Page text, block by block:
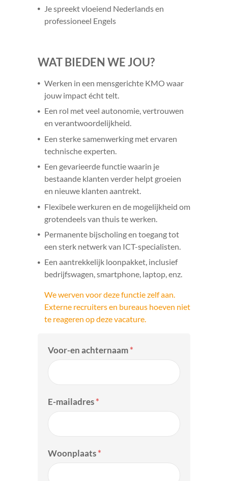
Je spreekt vloeiend Nederlands en
professioneel Engels
WAT BIEDEN WE JOU?
Werken in een mensgerichte KMO waar
jouw impact écht telt.
Een rol met veel autonomie, vertrouwen
en verantwoordelijkheid.
Een sterke samenwerking met ervaren
technische experten.
Een gevarieerde functie waarin je
bestaande klanten verder helpt groeien
en nieuwe klanten aantrekt.
Flexibele werkuren en de mogelijkheid om
grotendeels van thuis te werken.
Permanente bijscholing en toegang tot
een sterk netwerk van ICT-specialisten.
Een aantrekkelijk loonpakket, inclusief
bedrijfswagen, smartphone, laptop, enz.
We werven voor deze functie zelf aan.
Externe recruiters en bureaus hoeven niet
te reageren op deze vacature.
Voor-en achternaam*
E-mailadres*
Woonplaats*